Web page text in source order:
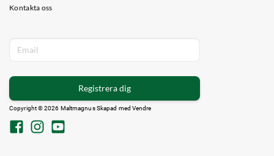
Kontakta oss
Registrera dig
Copyright © 2026 Maltmagnus Skapad med Vendre